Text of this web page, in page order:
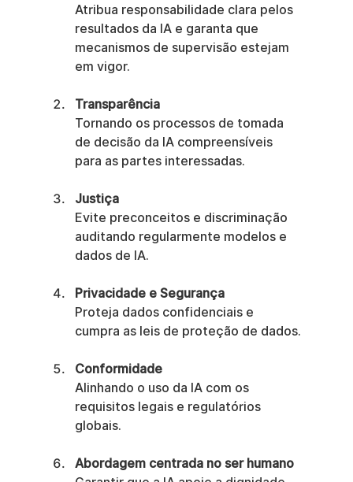
Atribua responsabilidade clara pelos
resultados da IA e garanta que
mecanismos de supervisão estejam
em vigor.
Transparência
Tornando os processos de tomada
de decisão da IA compreensíveis
para as partes interessadas.
Justiça
Evite preconceitos e discriminação
auditando regularmente modelos e
dados de IA.
Privacidade e Segurança
Proteja dados confidenciais e
cumpra as leis de proteção de dados.
Conformidade
Alinhando o uso da IA com os
requisitos legais e regulatórios
globais.
Abordagem centrada no ser humano